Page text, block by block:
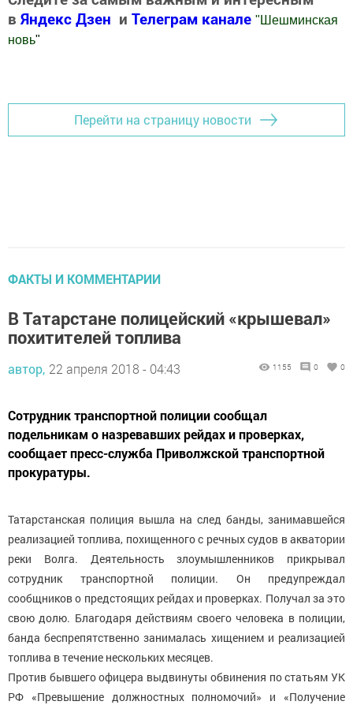
в Яндекс Дзен и Телеграм канале " Шешминская
новь"
Перейти на страницу новости
ФАКТЫ И КОММЕНТАРИИ
В Татарстане полицейский «крышевал»
похитителей топлива
автор, 22 апреля 2018 - 04:43 1155 0 0
Сотрудник транспортной полиции сообщал
подельникам о назревавших рейдах и проверках,
сообщает пресс-служба Приволжской транспортной
прокуратуры.
Татарстанская полиция вышла на след банды, занимавшейся
реализацией топлива, похищенного с речных судов в акватории
реки Волга. Деятельность злоумышленников прикрывал
сотрудник транспортной полиции. Он предупреждал
сообщников о предстоящих рейдах и проверках. Получал за это
свою долю. Благодаря действиям своего человека в полиции,
банда беспрепятственно занималась хищением и реализацией
топлива в течение нескольких месяцев.
Против бывшего офицера выдвинуты обвинения по статьям УК
РФ «Превышение должностных полномочий» и «Получение